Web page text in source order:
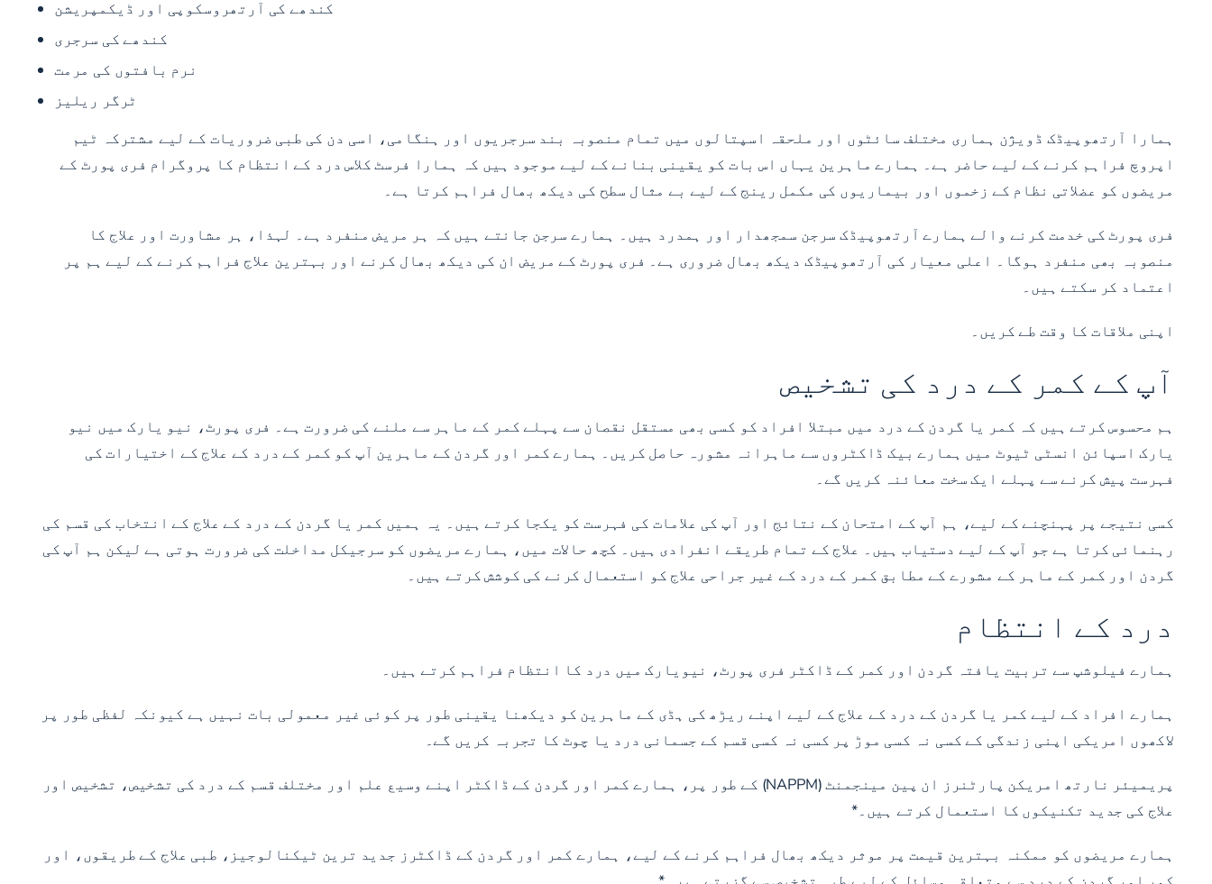
کندھے کی آرتھروسکوپی اور ڈیکمپریشن
کندھے کی سرجری
نرم بافتوں کی مرمت
ٹرگر ریلیز
ہمارا آرتھوپیڈک ڈویژن ہماری مختلف سائٹوں اور ملحقہ اسپتالوں میں تمام منصوبہ بند سرجریوں اور ہنگامی، اسی دن کی طبی ضروریات کے لیے مشترکہ ٹیم
اپروچ فراہم کرنے کے لیے حاضر ہے۔ ہمارے ماہرین یہاں اس بات کو یقینی بنانے کے لیے موجود ہیں کہ ہمارا فرسٹ کلاس درد کے انتظام کا پروگرام فری پورٹ کے
مریضوں کو عضلاتی نظام کے زخموں اور بیماریوں کی مکمل رینج کے لیے بے مثال سطح کی دیکھ بھال فراہم کرتا ہے۔
فری پورٹ کی خدمت کرنے والے ہمارے آرتھوپیڈک سرجن سمجھدار اور ہمدرد ہیں۔ ہمارے سرجن جانتے ہیں کہ ہر مریض منفرد ہے۔ لہذا، ہر مشاورت اور علاج کا
منصوبہ بھی منفرد ہوگا۔ اعلی معیار کی آرتھوپیڈک دیکھ بھال ضروری ہے۔ فری پورٹ کے مریض ان کی دیکھ بھال کرنے اور بہترین علاج فراہم کرنے کے لیے ہم پر
اعتماد کر سکتے ہیں۔
اپنی ملاقات کا وقت طے کریں۔
آپ کے کمر کے درد کی تشخیص
ہم محسوس کرتے ہیں کہ کمر یا گردن کے درد میں مبتلا افراد کو کسی بھی مستقل نقصان سے پہلے کمر کے ماہر سے ملنے کی ضرورت ہے۔ فری پورٹ، نیو یارک میں نیو
یارک اسپائن انسٹی ٹیوٹ میں ہمارے بیک ڈاکٹروں سے ماہرانہ مشورہ حاصل کریں۔ ہمارے کمر اور گردن کے ماہرین آپ کو کمر کے درد کے علاج کے اختیارات کی
فہرست پیش کرنے سے پہلے ایک سخت معائنہ کریں گے۔
کسی نتیجے پر پہنچنے کے لیے، ہم آپ کے امتحان کے نتائج اور آپ کی علامات کی فہرست کو یکجا کرتے ہیں۔ یہ ہمیں کمر یا گردن کے درد کے علاج کے انتخاب کی قسم کی
رہنمائی کرتا ہے جو آپ کے لیے دستیاب ہیں۔ علاج کے تمام طریقے انفرادی ہیں۔ کچھ حالات میں، ہمارے مریضوں کو سرجیکل مداخلت کی ضرورت ہوتی ہے لیکن ہم آپ کی
گردن اور کمر کے ماہر کے مشورے کے مطابق کمر کے درد کے غیر جراحی علاج کو استعمال کرنے کی کوشش کرتے ہیں۔
درد کے انتظام
ہمارے فیلوشپ سے تربیت یافتہ گردن اور کمر کے ڈاکٹر فری پورٹ، نیویارک میں درد کا انتظام فراہم کرتے ہیں۔
ہمارے افراد کے لیے کمر یا گردن کے درد کے علاج کے لیے اپنے ریڑھ کی ہڈی کے ماہرین کو دیکھنا یقینی طور پر کوئی غیر معمولی بات نہیں ہے کیونکہ لفظی طور پر
لاکھوں امریکی اپنی زندگی کے کسی نہ کسی موڑ پر کسی نہ کسی قسم کے جسمانی درد یا چوٹ کا تجربہ کریں گے۔
پریمیئر نارتھ امریکن پارٹنرز ان پین مینجمنٹ (NAPPM) کے طور پر، ہمارے کمر اور گردن کے ڈاکٹر اپنے وسیع علم اور مختلف قسم کے درد کی تشخیص، تشخیص اور
علاج کی جدید تکنیکوں کا استعمال کرتے ہیں۔*
ہمارے مریضوں کو ممکنہ بہترین قیمت پر موثر دیکھ بھال فراہم کرنے کے لیے، ہمارے کمر اور گردن کے ڈاکٹرز جدید ترین ٹیکنالوجیز، طبی علاج کے طریقوں، اور